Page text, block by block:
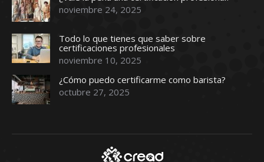
noviembre 24, 2025
Todo lo que tienes que saber sobre
certificaciones profesionales
noviembre 10, 2025
¿Cómo puedo certificarme como barista?
octubre 27, 2025